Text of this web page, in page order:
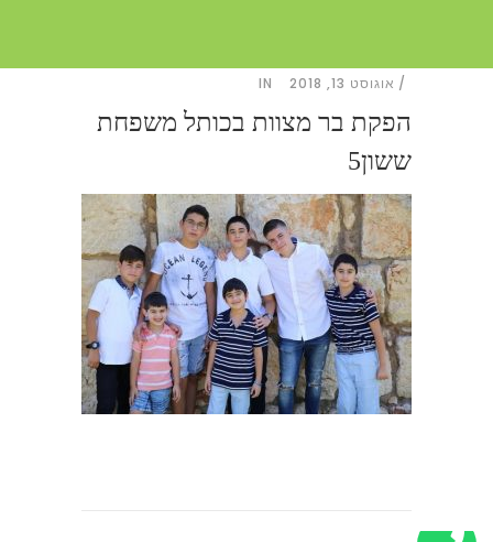
אוגוסט 13, 2018 IN
הפקת בר מצוות בכותל משפחת
ששון5